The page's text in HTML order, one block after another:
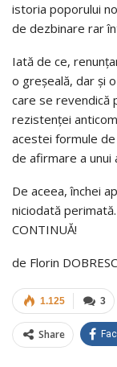
istoria poporului
de dezbinare rar
Iată de ce,
o greşeală, dar şi
care se revendică
rezistenţei
acestei formule
de afirmare a unui
De aceea, închei
niciodată
CONTINUĂ!
de Florin
3
1.125
Share